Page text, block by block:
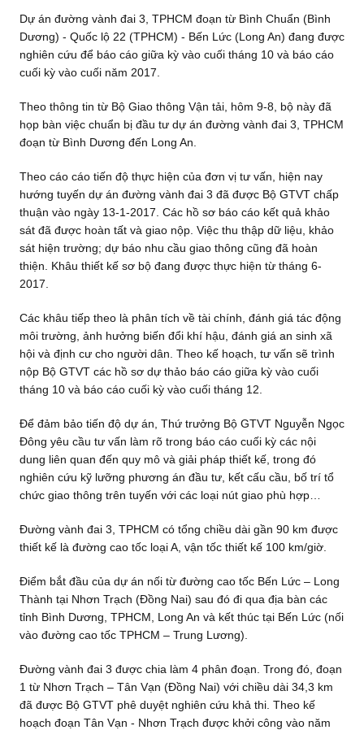
Dự án đường vành đai 3, TPHCM đoạn từ Bình Chuẩn (Bình
Dương) - Quốc lộ 22 (TPHCM) - Bến Lức (Long An) đang được
nghiên cứu để báo cáo giữa kỳ vào cuối tháng 10 và báo cáo
cuối kỳ vào cuối năm 2017.
Theo thông tin từ Bộ Giao thông Vận tải, hôm 9-8, bộ này đã
họp bàn việc chuẩn bị đầu tư dự án đường vành đai 3, TPHCM
đoạn từ Bình Dương đến Long An.
Theo cáo cáo tiến độ thực hiện của đơn vị tư vấn, hiện nay
hướng tuyến dự án đường vành đai 3 đã được Bộ GTVT chấp
thuận vào ngày 13-1-2017. Các hồ sơ báo cáo kết quả khảo
sát đã được hoàn tất và giao nộp. Việc thu thập dữ liệu, khảo
sát hiện trường; dự báo nhu cầu giao thông cũng đã hoàn
thiện. Khâu thiết kế sơ bộ đang được thực hiện từ tháng 6-
2017.
Các khâu tiếp theo là phân tích về tài chính, đánh giá tác động
môi trường, ảnh hưởng biến đổi khí hậu, đánh giá an sinh xã
hội và định cư cho người dân. Theo kế hoạch, tư vấn sẽ trình
nộp Bộ GTVT các hồ sơ dự thảo báo cáo giữa kỳ vào cuối
tháng 10 và báo cáo cuối kỳ vào cuối tháng 12.
Để đảm bảo tiến độ dự án, Thứ trưởng Bộ GTVT Nguyễn Ngọc
Đông yêu cầu tư vấn làm rõ trong báo cáo cuối kỳ các nội
dung liên quan đến quy mô và giải pháp thiết kế, trong đó
nghiên cứu kỹ lưỡng phương án đầu tư, kết cấu cầu, bố trí tổ
chức giao thông trên tuyến với các loại nút giao phù hợp…
Đường vành đai 3, TPHCM có tổng chiều dài gần 90 km được
thiết kế là đường cao tốc loại A, vận tốc thiết kế 100 km/giờ.
Điểm bắt đầu của dự án nối từ đường cao tốc Bến Lức – Long
Thành tại Nhơn Trạch (Đồng Nai) sau đó đi qua địa bàn các
tỉnh Bình Dương, TPHCM, Long An và kết thúc tại Bến Lức (nối
vào đường cao tốc TPHCM – Trung Lương).
Đường vành đai 3 được chia làm 4 phân đoạn. Trong đó, đoạn
1 từ Nhơn Trạch – Tân Vạn (Đồng Nai) với chiều dài 34,3 km
đã được Bộ GTVT phê duyệt nghiên cứu khả thi. Theo kế
hoạch đoạn Tân Vạn - Nhơn Trạch được khởi công vào năm